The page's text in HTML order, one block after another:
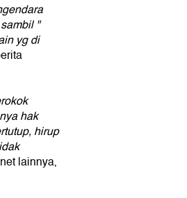
"
yg di
hak
hirup
lainnya,